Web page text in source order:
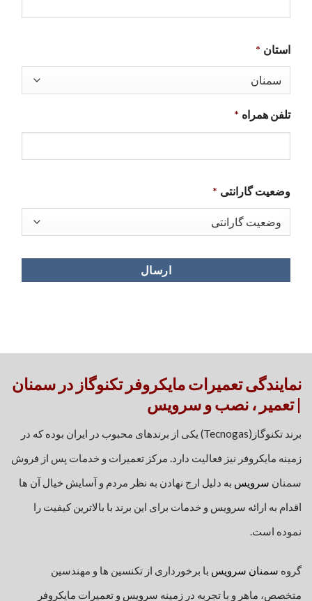
استان *
تلفن همراه *
وضعیت گارانتی *
نمایندگی تعمیرات مایکروفر تکنوگاز در سمنان
| تعمیر ، نصب و سرویس
برند تکنوگاز(Tecnogas) یکی از برندهای محبوب در ایران بوده که در
زمینه مایکروفر نیز فعالیت دارد. مرکز تعمیرات و خدمات پس از فروش
سمنان سرویس به دلیل ارج نهادن به نظر مردم و آسایش خیال آن ها
اقدام به ارائه سرویس و خدمات برای این برند با بالاترین کیفیت را
نموده است.
گروه سمنان سرویس با برخورداری از تکنسین ها و مهندسین
متخصص، ماهر و با تجربه در زمینه سرویس و تعمیرات مایکروفر